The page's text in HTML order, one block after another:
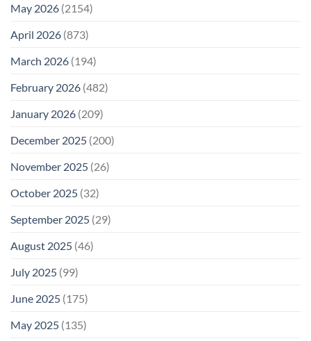
May 2026 (2154)
April 2026 (873)
March 2026 (194)
February 2026 (482)
January 2026 (209)
December 2025 (200)
November 2025 (26)
October 2025 (32)
September 2025 (29)
August 2025 (46)
July 2025 (99)
June 2025 (175)
May 2025 (135)